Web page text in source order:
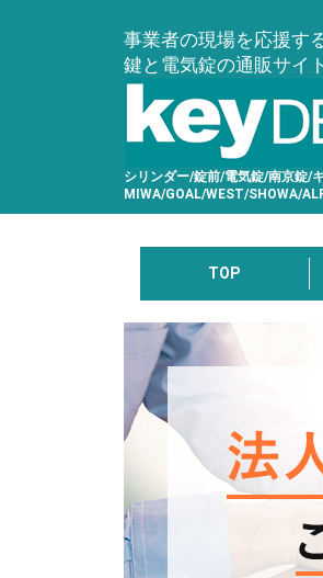
事業者の現場を応援す
鍵と電気錠の通販サイ
シリンダー/錠前/電気錠/南京錠/
MIWA/GOAL/WEST/SHOWA/
TOP